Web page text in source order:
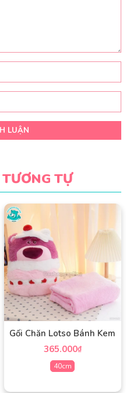
LUẬN
TỰ
Gối Chăn Lotso Bánh Kem
365.000₫
40cm